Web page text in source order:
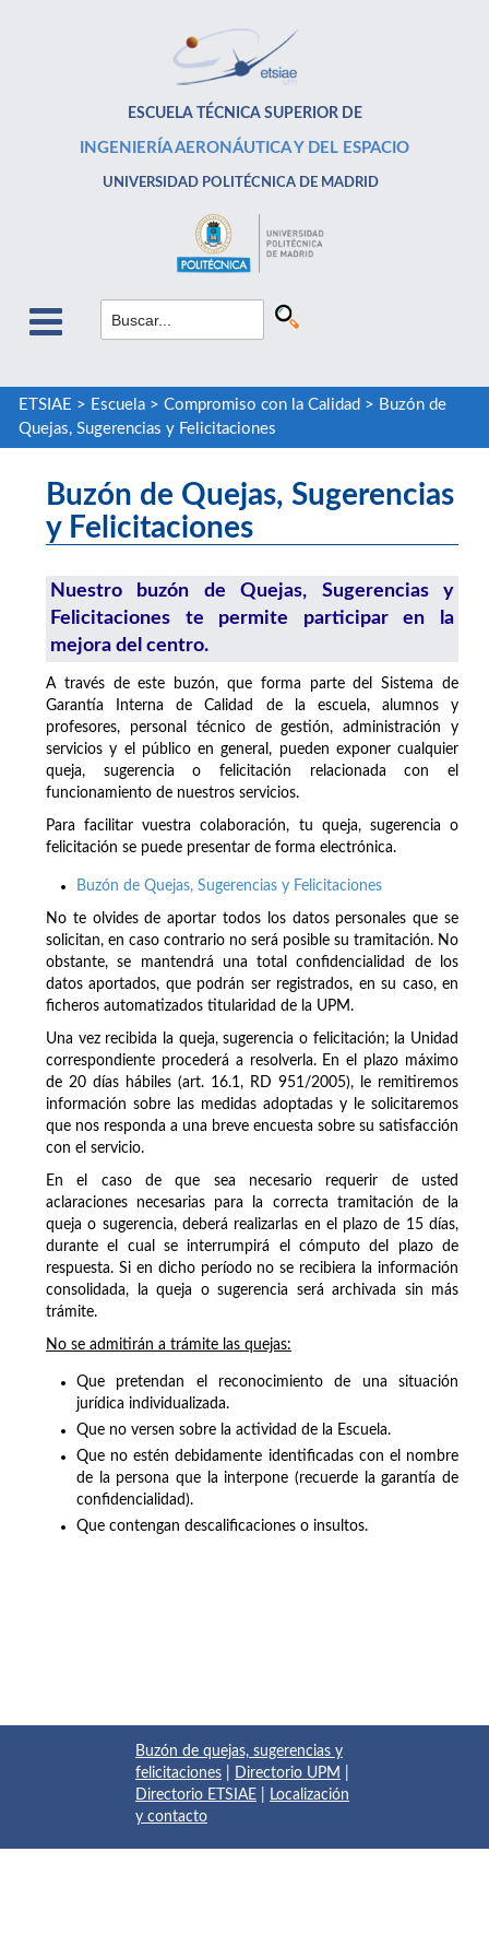
ESCUELA TÉCNICA SUPERIOR DE
INGENIERÍA AERONÁUTICA Y DEL ESPACIO
UNIVERSIDAD POLITÉCNICA DE MADRID
ETSIAE > Escuela> Compromiso con la Calidad > Buzón de
Quejas, Sugerencias y Felicitaciones
Buzón de Quejas, Sugerencias
y Felicitaciones
Nuestro buzón de Quejas, Sugerencias y
Felicitaciones te permite participar en la
mejora del centro.
A través de este buzón, que forma parte del Sistema de
Garantía Interna de Calidad de la escuela, alumnos y
profesores, personal técnico de gestión, administración y
servicios y el público en general, pueden exponer cualquier
queja, sugerencia o felicitación relacionada con el
funcionamiento de nuestros servicios.
Para facilitar vuestra colaboración, tu queja, sugerencia o
felicitación se puede presentar de forma electrónica.
Buzón de Quejas, Sugerencias y Felicitaciones
No te olvides de aportar todos los datos personales que se
solicitan, en caso contrario no será posible su tramitación. No
obstante, se mantendrá una total confidencialidad de los
datos aportados, que podrán ser registrados, en su caso, en
ficheros automatizados titularidad de la UPM.
Una vez recibida la queja, sugerencia o felicitación; la Unidad
correspondiente procederá a resolverla. En el plazo máximo
de 20 días hábiles (art. 16.1, RD 951/2005), le remitiremos
información sobre las medidas adoptadas y le solicitaremos
que nos responda a una breve encuesta sobre su satisfacción
con el servicio.
En el caso de que sea necesario requerir de usted
aclaraciones necesarias para la correcta tramitación de la
queja o sugerencia, deberá realizarlas en el plazo de 15 días,
durante el cual se interrumpirá el cómputo del plazo de
respuesta. Si en dicho período no se recibiera la información
consolidada, la queja o sugerencia será archivada sin más
trámite.
No se admitirán a trámite las quejas:
Que pretendan el reconocimiento de una situación
jurídica individualizada.
Que no versen sobre la actividad de la Escuela.
Que no estén debidamente identificadas con el nombre
de la persona que la interpone (recuerde la garantía de
confidencialidad).
Que contengan descalificaciones o insultos.
Buzón de quejas, sugerencias y
felicitaciones
Directorio UPM
Directorio ETSIAE
Localización
y contacto